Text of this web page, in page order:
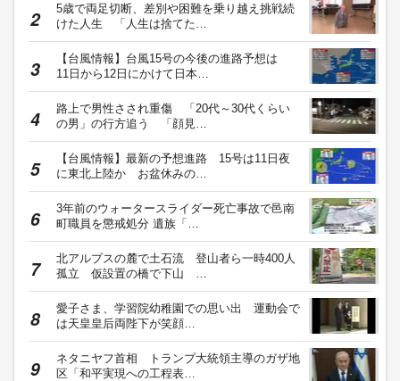
5歳で両足切断、差別や困難を乗り越え挑戦続
けた人生 「人生は捨てた…
【台風情報】台風15号の今後の進路予想は
11日から12日にかけて日本…
路上で男性さされ重傷 「20代～30代くらい
の男」の行方追う 「顔見…
【台風情報】最新の予想進路 15号は11日夜
に東北上陸か お盆休みの…
3年前のウォータースライダー死亡事故で邑南
町職員を懲戒処分 遺族「…
北アルプスの麓で土石流 登山者ら一時400人
孤立 仮設置の橋で下山 …
愛子さま、学習院幼稚園での思い出 運動会で
は天皇皇后両陛下が笑顔…
ネタニヤフ首相 トランプ大統領主導のガザ地
区「和平実現への工程表…